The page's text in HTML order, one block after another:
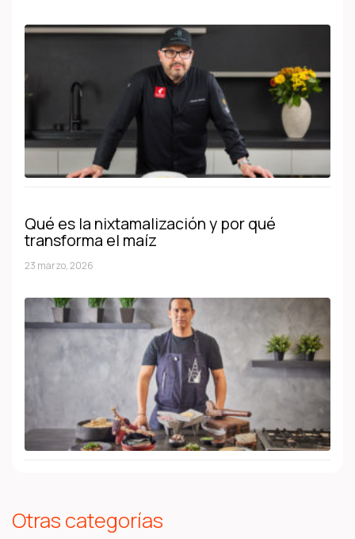
Qué es la nixtamalización y por qué
transforma el maíz
23 marzo, 2026
Otras categorías